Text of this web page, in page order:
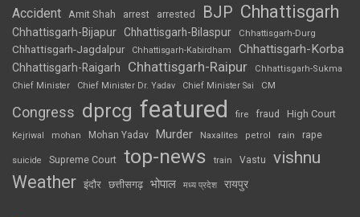
Accident Amit Shah arrest arrested BJP Chhattisgarh
Chhattisgarh-Bijapur Chhattisgarh-Bilaspur Chhattisgarh-Durg
Chhattisgarh-Jagdalpur Chhattisgarh-Kabirdham Chhattisgarh-Korba
Chhattisgarh-Raigarh Chhattisgarh-Raipur
Chhattisgarh-Sukma
Chief Minister
Chief Minister Dr. Yadav Chief Minister Sai CM
Congress dprcg featured fire fraud High Court
Kejriwal mohan Mohan Yadav Murder Naxalites petrol rain rape
suicide Supreme Court top-news train Vastu vishnu
Weather इंदौर छत्तीसगढ़ भोपाल मध्य प्रदेश रायपुर